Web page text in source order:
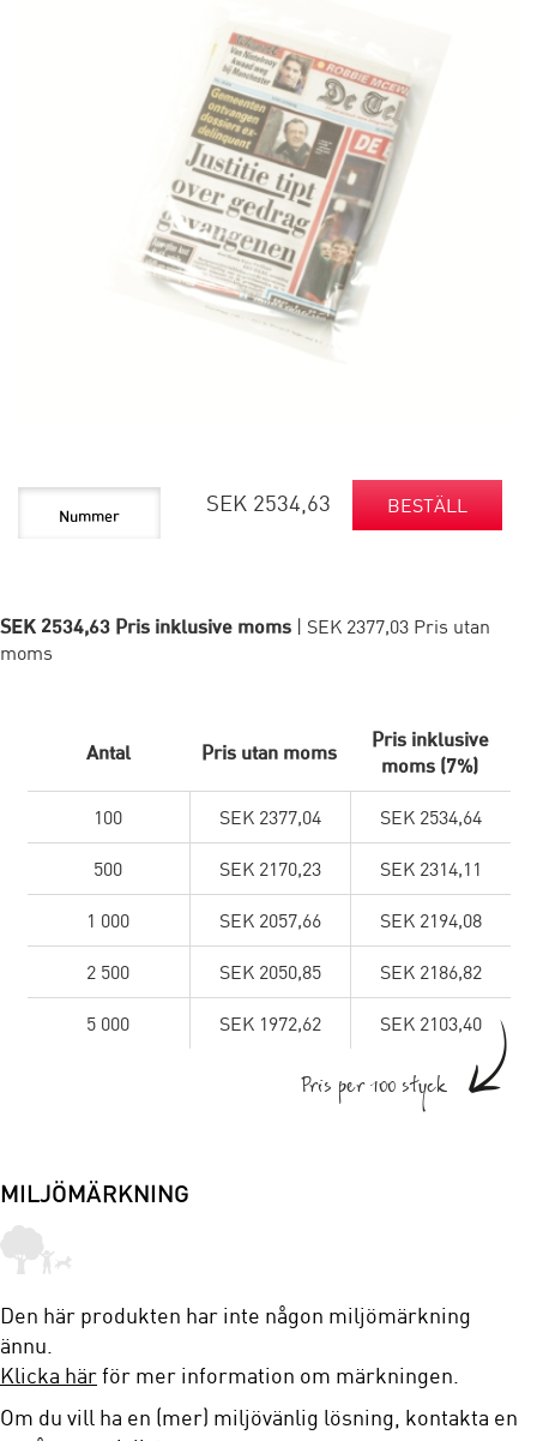
SEK 2534,63 BESTÄLL
SEK 2534,63 Pris inklusive moms | SEK 2377,03 Pris utan
moms
Antal Pris utan moms
Pris inklusive
moms (7%)
100 SEK 2377,04 SEK 2534,64
500 SEK 2170,23 SEK 2314,11
1 000 SEK 2057,66 SEK 2194,08
2 500 SEK 2050,85 SEK 2186,82
5 000 SEK 1972,62 SEK 2103,40
Pris per 100 styck
MILJÖMÄRKNING
Den här produkten har inte någon miljömärkning
ännu.
Klicka härför mer information om märkningen.
Om du vill ha en (mer) miljövänlig lösning, kontakta en